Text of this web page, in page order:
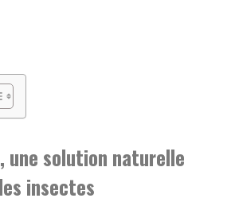
une solution naturelle
insectes